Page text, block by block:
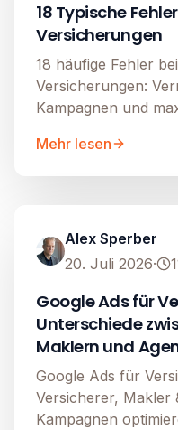
18 Typische
Versicherungen
18 häufige Fehler
Versicherungen:
Kampagnen und
Mehr lesen
Alex Sperber
20. Juli 2026·
Google Ads für
Unterschiede
Maklern und
Google Ads für
Versicherer, Makler
Kampagnen